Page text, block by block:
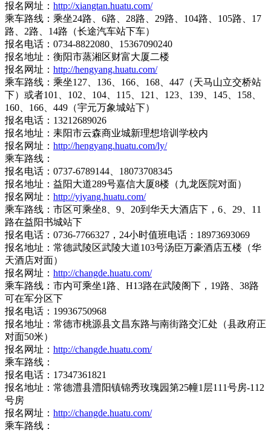
报名网址： http://xiangtan.huatu.com/
乘车路线：乘坐24路、6路、28路、29路、104路、105路、17
路、2路、14路（长途汽车站下车）
报名电话：0734-8822080、15367090240
报名地址：衡阳市蒸湘区财富大厦二楼
报名网址： http://hengyang.huatu.com/
乘车路线：乘坐127、136、166、168、447（天马山立交桥站
下）或者101、102、104、115、121、123、139、145、158、
160、166、449（宇元万象城站下）
报名电话：13212689026
报名地址：耒阳市云森商业城新理想培训学校内
报名网址： http://hengyang.huatu.com/ly/
乘车路线：
报名电话：0737-6789144、18073708345
报名地址：益阳大道289号嘉信大厦8楼（九龙医院对面）
报名网址： http://yiyang.huatu.com/
乘车路线：市区可乘坐8、9、20到华天大酒店下，6、29、11
路在益阳书城站下
报名电话：0736-7766327，24小时值班电话：18973693069
报名地址：常德武陵区武陵大道103号汤臣万豪酒店五楼（华
天酒店对面）
报名网址： http://changde.huatu.com/
乘车路线：市内可乘坐1路、H13路在武陵阁下，19路、38路
可在军分区下
报名电话：19936750968
报名地址：常德市桃源县文昌东路与南街路交汇处（县政府正
对面50米）
报名网址： http://changde.huatu.com/
乘车路线：
报名电话：17347361821
报名地址：常德澧县澧阳镇锦秀玫瑰园第25幢1层111号房-112
号房
报名网址： http://changde.huatu.com/
乘车路线：